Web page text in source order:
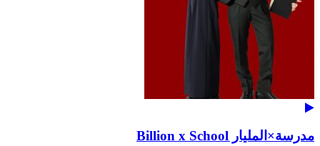
مدرسة×المليار Billion x School